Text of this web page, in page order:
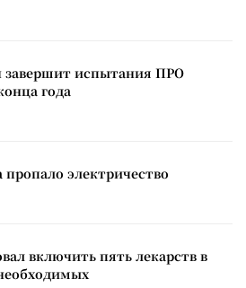
завершит испытания ПРО
года
пропало электричество
включить пять лекарств в